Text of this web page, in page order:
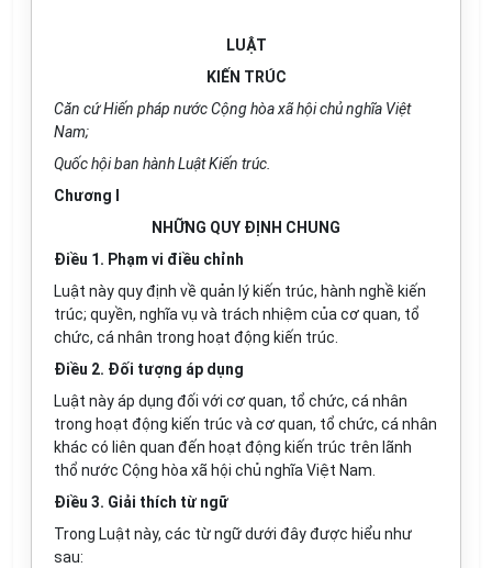
LUẬT
KIẾN TRÚC
Căn cứ Hiến pháp nước Cộng hòa xã hội chủ nghĩa Việt
Nam;
Quốc hội ban hành Luật Kiến trúc.
Chương I
NHỮNG QUY ĐỊNH CHUNG
Điều 1. Phạm vi điều chỉnh
Luật này quy định về quản lý kiến trúc, hành nghề kiến
trúc; quyền, nghĩa vụ và trách nhiệm của cơ quan, tổ
chức, cá nhân trong hoạt động kiến trúc.
Điều 2. Đối tượng áp dụng
Luật này áp dụng đối với cơ quan, tổ chức, cá nhân
trong hoạt động kiến trúc và cơ quan, tổ chức, cá nhân
khác có liên quan đến hoạt động kiến trúc trên lãnh
thổ nước Cộng hòa xã hội chủ nghĩa Việt Nam.
Điều 3. Giải thích từ ngữ
Trong Luật này, các từ ngữ dưới đây được hiểu như
sau: